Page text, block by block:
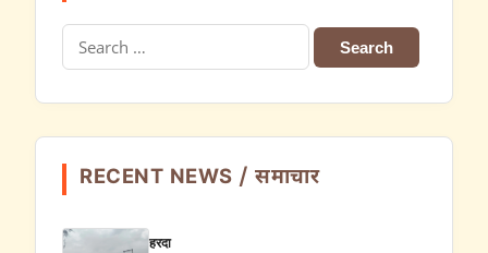
Search
for:
RECENT NEWS / समाचार
हरदा